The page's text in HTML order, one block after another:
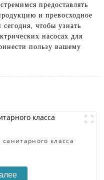
предоставлять
и превосходное
чтобы узнать
насосах для
пользу вашему
класса